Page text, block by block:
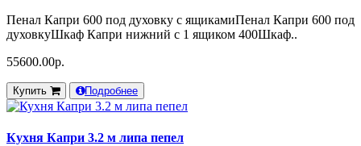
Пенал Капри 600 под духовку с ящикамиПенал Капри 600 под
духовкуШкаф Капри нижний с 1 ящиком 400Шкаф..
55600.00р.
Купить Подробнее
Кухня Капри 3.2 м липа пепел